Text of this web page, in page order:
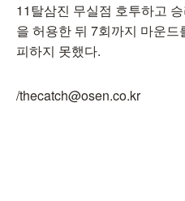
11탈삼진 무실점 호투하고
을 허용한 뒤 7회까지 마운
피하지 못했다.
/thecatch@osen.co.kr